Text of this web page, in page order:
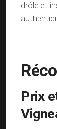
drôle et
Prix